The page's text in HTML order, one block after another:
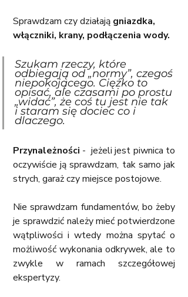
Sprawdzam czy działają gniazdka,
włączniki, krany, podłączenia wody.
Szukam rzeczy, które
odbiegają od „normy”, czegoś
niepokojącego. Ciężko to
opisać, ale czasami po prostu
„widać”, że coś tu jest nie tak
i staram się dociec co i
dlaczego.
Przynależności -  jeżeli jest piwnica to
oczywiście ją sprawdzam, tak samo jak
strych, garaż czy miejsce postojowe.
Nie sprawdzam fundamentów, bo żeby
je sprawdzić należy mieć potwierdzone
wątpliwości i wtedy można spytać o
możliwość wykonania odkrywek, ale to
zwykle w ramach szczegółowej
ekspertyzy.